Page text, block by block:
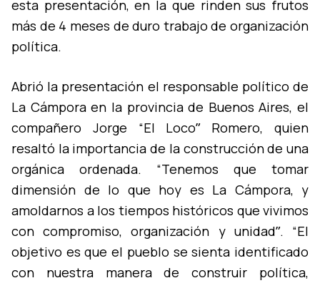
esta presentación, en la que rinden sus frutos
más de 4 meses de duro trabajo de organización
polí­tica.
Abrió la presentación el responsable polí­tico de
La Cámpora en la provincia de Buenos Aires, el
compañero Jorge “El Locoˮ Romero, quien
resaltó la importancia de la construcción de una
orgánica ordenada. “Tenemos que tomar
dimensión de lo que hoy es La Cámpora, y
amoldarnos a los tiempos históricos que vivimos
con compromiso, organización y unidadˮ. “El
objetivo es que el pueblo se sienta identificado
con nuestra manera de construir polí­tica,